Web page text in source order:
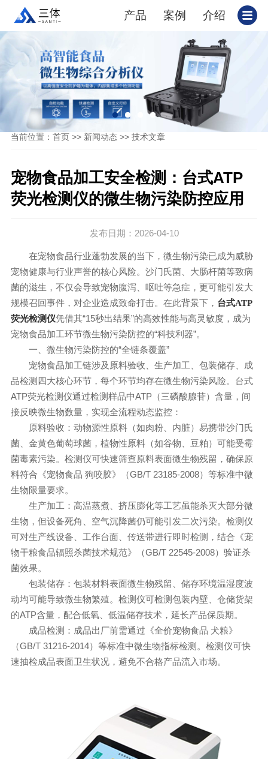
产品 案例 介绍
当前位置： 首页>> 新闻动态>> 技术文章
宠物食品加工安全检测：台式ATP
荧光检测仪的微生物污染防控应用
发布日期：2026-04-10
在宠物食品行业蓬勃发展的当下，微生物污染已成为威胁
宠物健康与行业声誉的核心风险。沙门氏菌、大肠杆菌等致病
菌的滋生，不仅会导致宠物腹泻、呕吐等急症，更可能引发大
规模召回事件，对企业造成致命打击。在此背景下， 台式ATP
荧光检测仪凭借其“15秒出结果”的高效性能与高灵敏度，成为
宠物食品加工环节微生物污染防控的“科技利器”。
一、微生物污染防控的“全链条覆盖”
宠物食品加工链涉及原料验收、生产加工、包装储存、成
品检测四大核心环节，每个环节均存在微生物污染风险。台式
ATP荧光检测仪通过检测样品中ATP（三磷酸腺苷）含量，间
接反映微生物数量，实现全流程动态监控：
原料验收：动物源性原料（如肉粉、内脏）易携带沙门氏
菌、金黄色葡萄球菌，植物性原料（如谷物、豆粕）可能受霉
菌毒素污染。检测仪可快速筛查原料表面微生物残留，确保原
料符合《宠物食品 狗咬胶》（GB/T 23185-2008）等标准中微
生物限量要求。
生产加工：高温蒸煮、挤压膨化等工艺虽能杀灭大部分微
生物，但设备死角、空气沉降菌仍可能引发二次污染。检测仪
可对生产线设备、工作台面、传送带进行即时检测，结合《宠
物干粮食品辐照杀菌技术规范》（GB/T 22545-2008）验证杀
菌效果。
包装储存：包装材料表面微生物残留、储存环境温湿度波
动均可能导致微生物繁殖。检测仪可检测包装内壁、仓储货架
的ATP含量，配合低氧、低温储存技术，延长产品保质期。
成品检测：成品出厂前需通过《全价宠物食品 犬粮》
（GB/T 31216-2014）等标准中微生物指标检测。检测仪可快
速抽检成品表面卫生状况，避免不合格产品流入市场。